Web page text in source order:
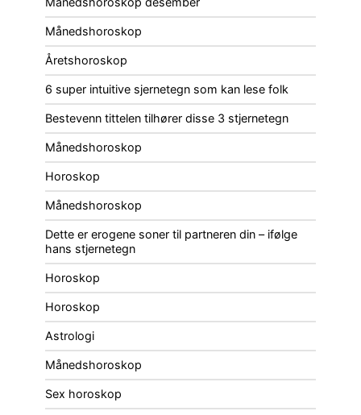
Månedshoroskop
Åretshoroskop
6 super intuitive sjernetegn som kan lese folk
Bestevenn tittelen tilhører disse 3 stjernetegn
Månedshoroskop
Horoskop
Månedshoroskop
Dette er erogene soner til partneren din – ifølge
hans stjernetegn
Horoskop
Horoskop
Astrologi
Månedshoroskop
Sex horoskop